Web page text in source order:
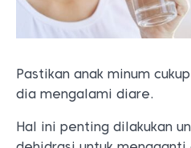
Pastikan anak minum
dia mengalami diare.
Hal ini penting dilakukan